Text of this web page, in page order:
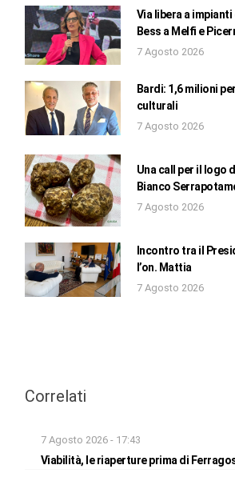
Via libera a
Bess a Melfi e
7 Agosto 2026
Bardi: 1,6 milioni
culturali
7 Agosto 2026
Una call per il logo
Bianco
7 Agosto 2026
Incontro tra il
l’on. Mattia
7 Agosto 2026
Correlati
7 Agosto 2026 - 17:43
Viabilità, le riaperture prima di